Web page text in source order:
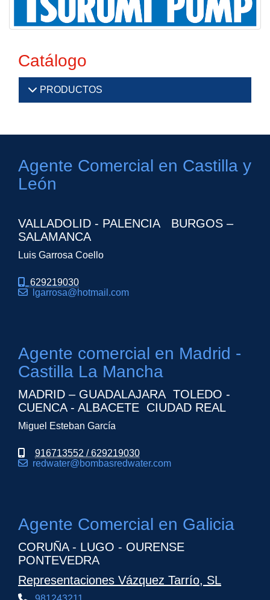
Catálogo
PRODUCTOS
Agente Comercial en Castilla y
León
VALLADOLID - PALENCIA BURGOS –
SALAMANCA
Luis Garrosa Coello
629219030
lgarrosa
hotmail.com
Agente comercial en Madrid -
Castilla La Mancha
MADRID – GUADALAJARA TOLEDO -
CUENCA - ALBACETE CIUDAD REAL
Miguel Esteban García
916713552 / 629219030
redwater
bombasredwater.com
Agente Comercial en Galicia
CORUÑA - LUGO - OURENSE
PONTEVEDRA
Representaciones Vázquez Tarrío, SL